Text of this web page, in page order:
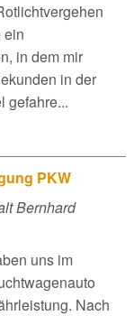
ein
in dem mir
in der
gefahre...
PKW
Bernhard
uns im
Nach